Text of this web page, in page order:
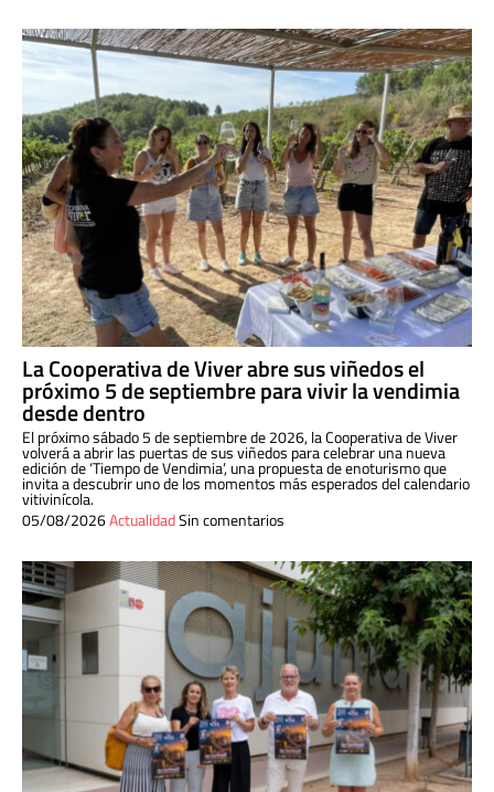
La Cooperativa de Viver abre sus viñedos el
próximo 5 de septiembre para vivir la vendimia
desde dentro
El próximo sábado 5 de septiembre de 2026, la Cooperativa de Viver
volverá a abrir las puertas de sus viñedos para celebrar una nueva
edición de ‘Tiempo de Vendimia’, una propuesta de enoturismo que
invita a descubrir uno de los momentos más esperados del calendario
vitivinícola.
05/08/2026ActualidadSin comentarios